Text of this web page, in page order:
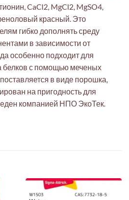
CaCl2, MgCl2, MgSO4,
красный. Это
гибко дополнять среду
в зависимости от
особенно подходит для
белков с помощью меченых
в виде порошка,
на пригодность для
компанией НПО ЭкоТек.